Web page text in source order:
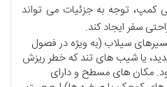
کمپ، توجه به جزئیات می تواند
سفر ایجاد کند.
سیلاب (به ویژه در فصول
یا شیب های تند که خطر ریزش
مکان های مسطح و دارای